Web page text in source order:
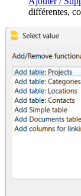
différentes,